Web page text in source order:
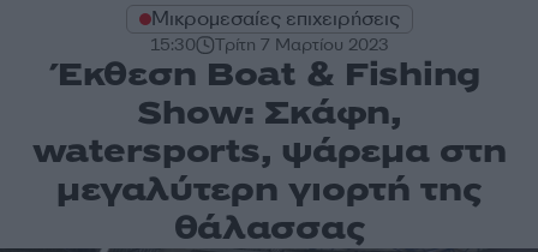
Μικρομεσαίες επιχειρήσεις
15:30 Τρίτη 7 Μαρτίου 2023
Έκθεση Boat & Fishing
Show: Σκάφη,
watersports, ψάρεμα στη
μεγαλύτερη γιορτή της
θάλασσας